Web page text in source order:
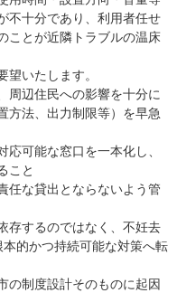
不十分であり、利用者任せ
ことが近隣トラブルの温床
望いたします。
周辺住民への影響を十分に
方法、出力制限等）を早急
可能な窓口を一本化し、
こと
任な貸出とならないよう管
存するのではなく、不妊去
的かつ持続可能な対策へ転
の制度設計そのものに起因